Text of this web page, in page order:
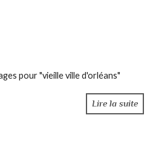
Lire la suite